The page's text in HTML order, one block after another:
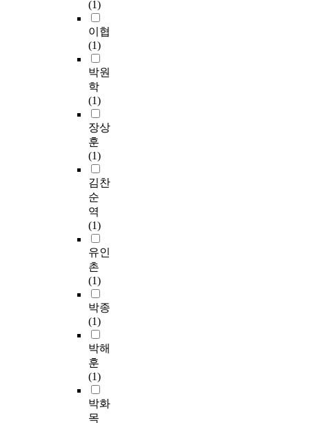
(1)
이협
(1)
박원
학
(1)
장상
훈
(1)
김찬
순
역
(1)
유인
촌
(1)
박종
(1)
박해
훈
(1)
박화
목